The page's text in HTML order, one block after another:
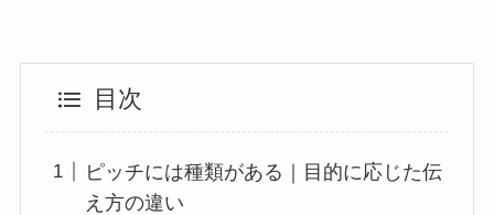
目次
ピッチには種類がある｜目的に応じた伝
え方の違い